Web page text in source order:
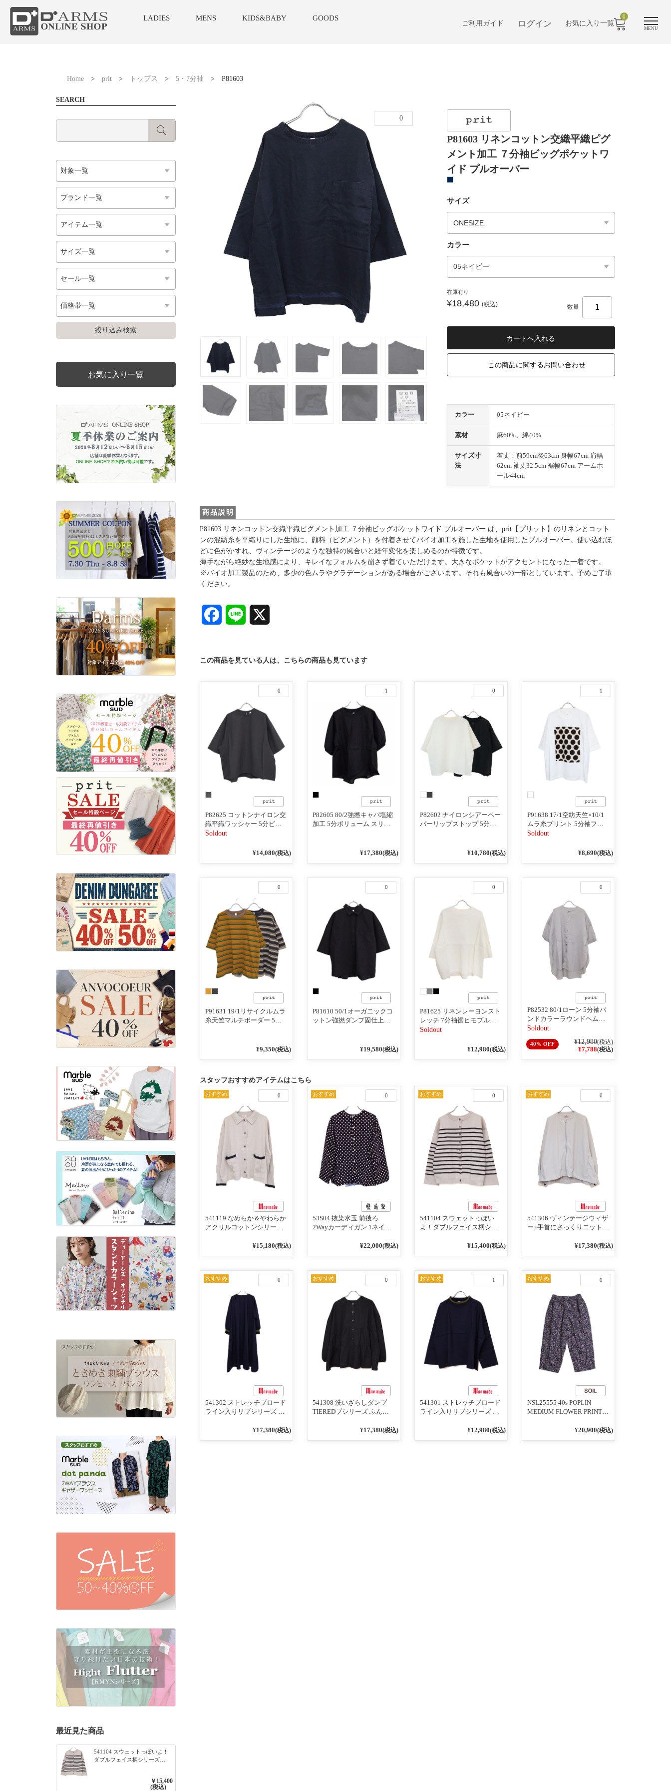
LADIES MENS KIDS&BABY GOODS
MENU
ご利用ガイド ログイン お気に入り一覧
0
Home> prit> トップス > 5・7分袖 > P81603
0
P81603 リネンコットン交織平織ピグ
メント加工 ７分袖ビッグポケットワ
イド プルオーバー
サイズ
カラー
在庫有り
¥18,480 (税込) 数量
この商品に関するお問い合わせ
カラー 05ネイビー
素材 麻60%、綿40%
サイズ寸
法
着丈：前59cm後63cm 身幅67cm 肩幅
62cm 袖丈32.5cm 裾幅67cm アームホ
ール44cm
商品説明
P81603 リネンコットン交織平織ピグメント加工 ７分袖ビッグポケットワイド プルオーバー は、prit【プリット】のリネンとコット
ンの混紡糸を平織りにした生地に、顔料（ピグメント）を付着させてバイオ加工を施した生地を使用したプルオーバー。使い込むほ
どに色がかすれ、ヴィンテージのような独特の風合いと経年変化を楽しめるのが特徴です。
薄手ながら絶妙な生地感により、キレイなフォルムを崩さず着ていただけます。大きなポケットがアクセントになった一着です。
※バイオ加工製品のため、多少の色ムラやグラデーションがある場合がございます。それも風合いの一部としています。予めご了承
ください。
FacebookLine
この商品を見ている人は、こちらの商品も見ています
0
P82625 コットンナイロン交
織平織ワッシャー 5分ビッ
グスリーブ裾ヒモプルオー
Soldout
¥14,080(税込)
1
P82605 80/2強撚キャバ塩縮
加工 5分ボリューム スリー
¥17,380(税込)
0
P82602 ナイロンシアーペー
パーリップストップ 5分袖T
¥10,780(税込)
1
P91638 17/1空紡天竺×10/1
ムラ糸プリント 5分袖フレ
ームＴシャツ
Soldout
¥8,690(税込)
0
P91631 19/1リサイクルムラ
糸天竺マルチボーダー 5分
¥9,350(税込)
0
P81610 50/1オーガニックコ
ットン強撚ダンプ固仕上げ
¥19,580(税込)
0
P81625 リネンレーヨンスト
レッチ 7分袖裾ヒモプルオ
ーバー
Soldout
¥12,980(税込)
0
40% OFF
P82532 80/1ローン 5分袖バ
ンドカラーラウンドヘムワ
イドシャツ 03オパールグレ
Soldout
¥12,980(税込)
¥7,788(税込)
スタッフおすすめアイテムはこちら
0
おすすめ
541119 なめらか＆やわらか
アクリルコットンシリーズ
ロカーディガン 10ベージュ
¥15,180(税込)
0
おすすめ
53S04 抜染水玉 前後ろ
2Wayカーディガン 1ネイビ
¥22,000(税込)
0
おすすめ
541104 スウェットっぽい
よ！ダブルフェイス柄シリ
めて 2WAY プルオーバー
¥15,400(税込)
0
おすすめ
541306 ヴィンテージウィザ
ー×手首にさっくりニット付
ンドカラージャケット 02オ
¥17,380(税込)
0
おすすめ
541302 ストレッチブロード
ライン入りリブシリーズ ふ
入りリブワンピース 79ネイ
¥17,380(税込)
0
おすすめ
541308 洗いざらしダンプ
TIEREDブシリーズ ふんわ
99ブラック/クロ¥17,380(税込)
1
おすすめ
541301 ストレッチブロード
ライン入りリブシリーズ ロ
ライン入りリブプルオーバ
¥12,980(税込)
0
おすすめ
NSL25555 40s POPLIN
MEDIUM FLOWER PRINT
3800NAVY BASE¥20,900(税込)
SEARCH
お気に入り一覧
最近見た商品
541104 スウェットっぽいよ！
ダブルフェイス柄シリーズ
ージュ×ネイビー／レッド￥15,400
(税込)